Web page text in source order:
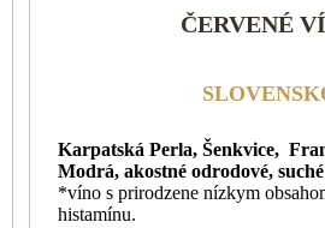
ČERVENÉ
Karpatská Perla, Šenkvice,
Modrá, akostné odrodové, suché
*víno s prirodzene nízkym
histamínu.